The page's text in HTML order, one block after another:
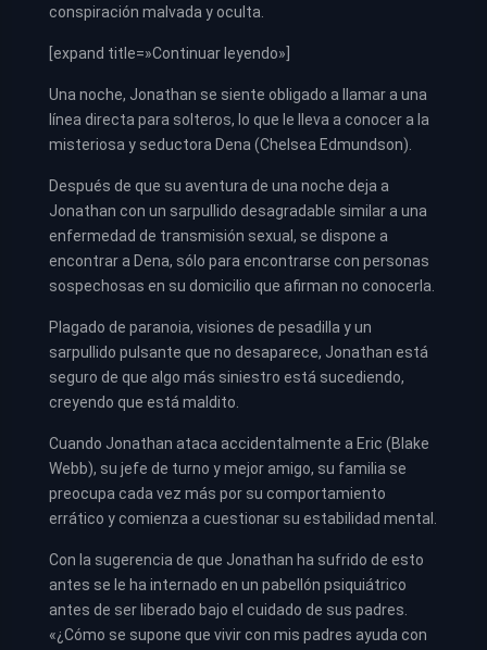
conspiración malvada y oculta.
[expand title=»Continuar leyendo»]
Una noche, Jonathan se siente obligado a llamar a una
línea directa para solteros, lo que le lleva a conocer a la
misteriosa y seductora Dena (Chelsea Edmundson).
Después de que su aventura de una noche deja a
Jonathan con un sarpullido desagradable similar a una
enfermedad de transmisión sexual, se dispone a
encontrar a Dena, sólo para encontrarse con personas
sospechosas en su domicilio que afirman no conocerla.
Plagado de paranoia, visiones de pesadilla y un
sarpullido pulsante que no desaparece, Jonathan está
seguro de que algo más siniestro está sucediendo,
creyendo que está maldito.
Cuando Jonathan ataca accidentalmente a Eric (Blake
Webb), su jefe de turno y mejor amigo, su familia se
preocupa cada vez más por su comportamiento
errático y comienza a cuestionar su estabilidad mental.
Con la sugerencia de que Jonathan ha sufrido de esto
antes se le ha internado en un pabellón psiquiátrico
antes de ser liberado bajo el cuidado de sus padres.
«¿Cómo se supone que vivir con mis padres ayuda con